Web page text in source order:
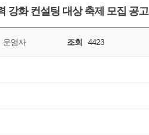
강화 컨설팅 대상 축제 모집 공고
운영자 조회 4423